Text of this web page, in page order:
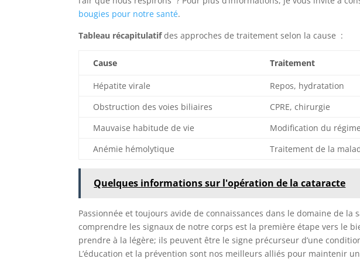
bougies pour notre santé.
Tableau récapitulatifdes approches de traitement selon la cause :
Cause Traitement
Hépatite virale
Repos, hydratation
Obstruction des voies biliaires
CPRE, chirurgie
Mauvaise habitude de vie
Modification du
Anémie hémolytique
Traitement de la
Quelques informations sur l'opération de la cataracte
Passionnée et toujours avide de connaissances dans le domaine de la
comprendre les signaux de notre corps est la première étape vers le
prendre à la légère; ils peuvent être le signe précurseur d’une
L’éducation et la prévention sont nos meilleurs alliés pour maintenir